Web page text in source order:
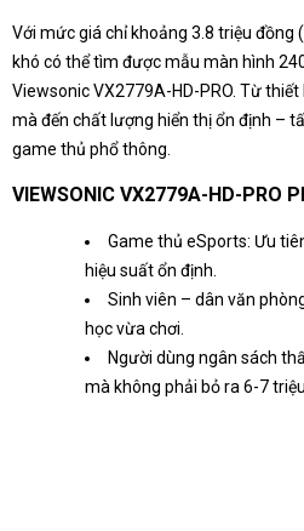
Với mức giá chỉ khoảng 3.8 triệu đồng
khó có thể tìm được mẫu màn hình
Viewsonic VX2779A-HD-PRO. Từ
mà đến chất lượng hiển thị ổn định –
game thủ phổ thông.
VIEWSONIC VX2779A-HD-PRO
Game thủ eSports: Ưu
hiệu suất ổn định.
Sinh viên – dân văn
học vừa chơi.
Người dùng ngân sách
mà không phải bỏ ra 6-7